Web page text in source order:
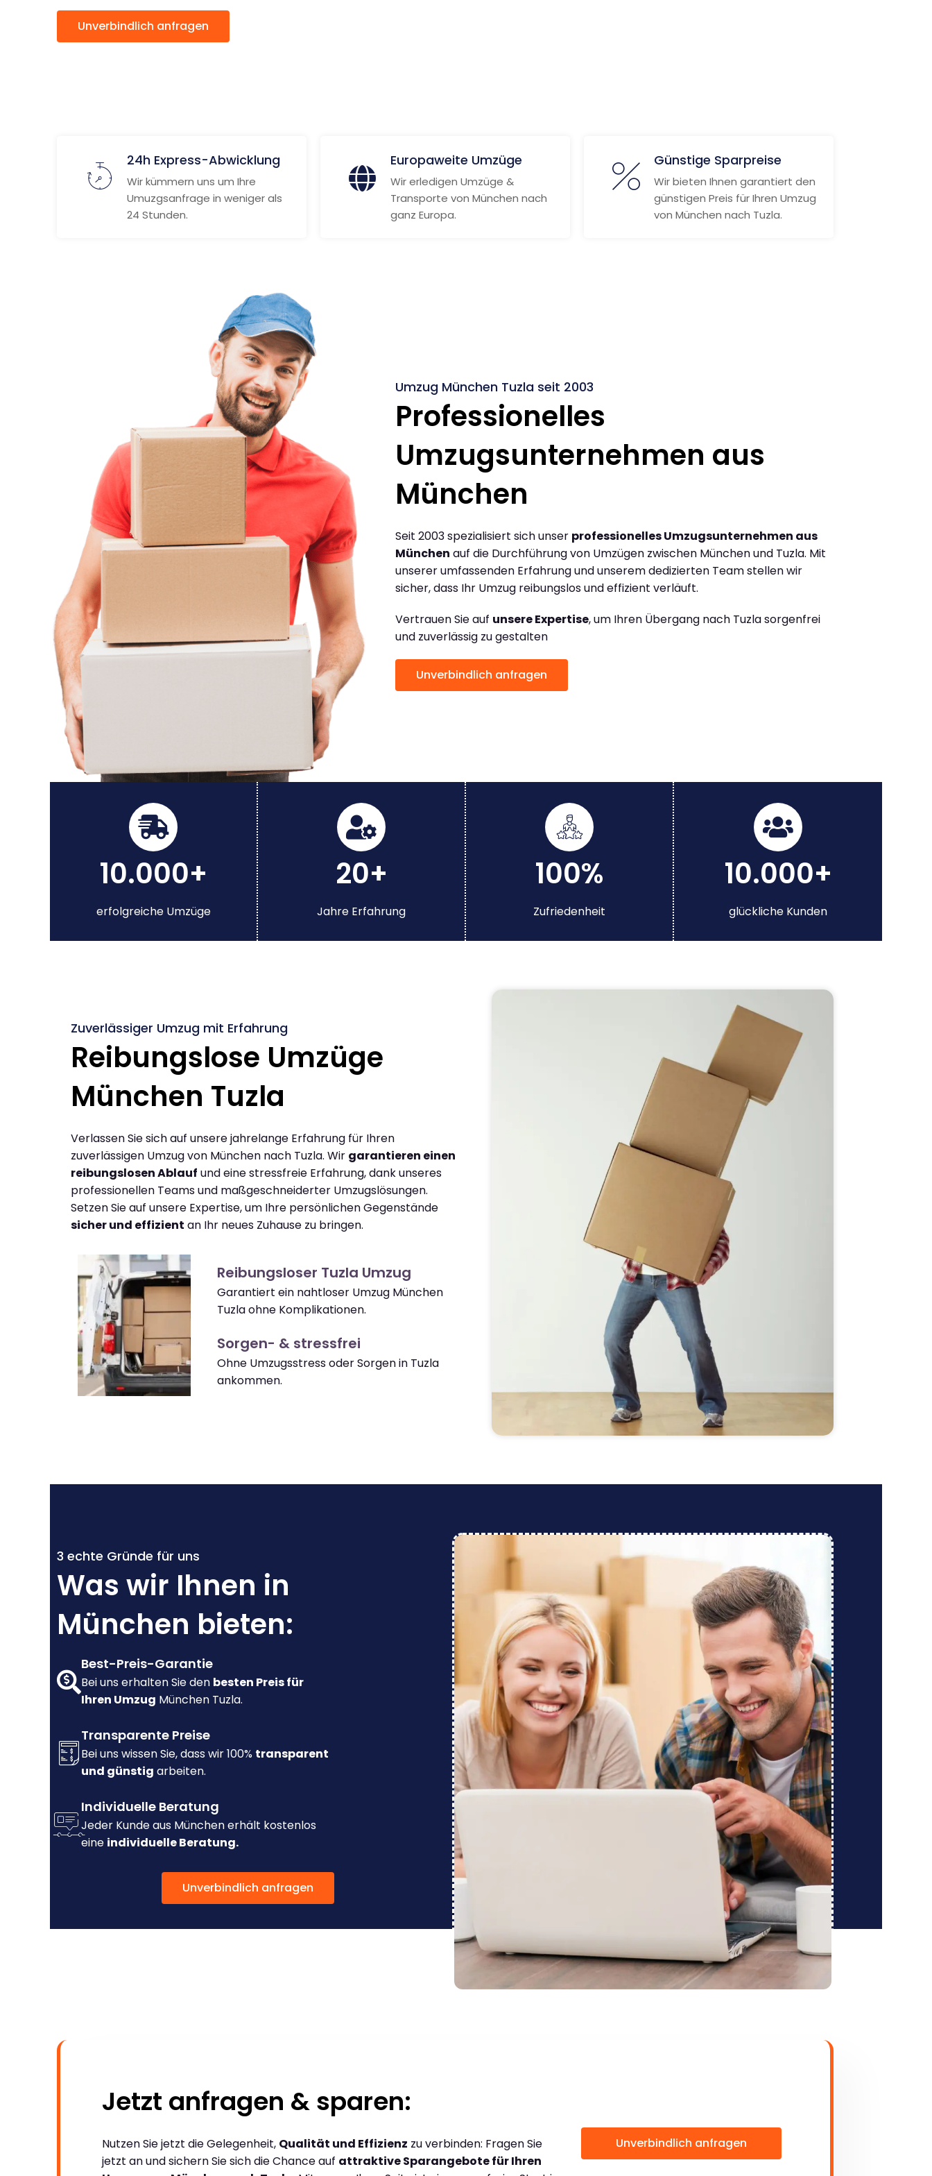
Unverbindlich anfragen
24h Express-Abwicklung
Wir kümmern uns um Ihre
Umuzgsanfrage in weniger als
24 Stunden.
Europaweite Umzüge
Wir erledigen Umzüge &
Transporte von München nach
ganz Europa.
Günstige Sparpreise
Wir bieten Ihnen garantiert den
günstigen Preis für Ihren Umzug
von München nach Tuzla.
Umzug München Tuzla seit 2003
Professionelles
Umzugsunternehmen aus
München
Seit 2003 spezialisiert sich unser professionelles Umzugsunternehmen aus
München auf die Durchführung von Umzügen zwischen München und Tuzla. Mit
unserer umfassenden Erfahrung und unserem dedizierten Team stellen wir
sicher, dass Ihr Umzug reibungslos und effizient verläuft.
Vertrauen Sie auf unsere Expertise, um Ihren Übergang nach Tuzla sorgenfrei
und zuverlässig zu gestalten
Unverbindlich anfragen
10.000+
erfolgreiche Umzüge
20+
Jahre Erfahrung
100%
Zufriedenheit
10.000+
glückliche Kunden
Zuverlässiger Umzug mit Erfahrung
Reibungslose Umzüge
München Tuzla
Verlassen Sie sich auf unsere jahrelange Erfahrung für Ihren
zuverlässigen Umzug von München nach Tuzla. Wir garantieren einen
reibungslosen Ablauf und eine stressfreie Erfahrung, dank unseres
professionellen Teams und maßgeschneiderter Umzugslösungen.
Setzen Sie auf unsere Expertise, um Ihre persönlichen Gegenstände
sicher und effizient an Ihr neues Zuhause zu bringen.
Reibungsloser Tuzla Umzug
Garantiert ein nahtloser Umzug München
Tuzla ohne Komplikationen.
Sorgen- & stressfrei
Ohne Umzugsstress oder Sorgen in Tuzla
ankommen.
3 echte Gründe für uns
Was wir Ihnen in
München bieten:
Best-Preis-Garantie
Bei uns erhalten Sie den besten Preis für
Ihren Umzug München Tuzla.
Transparente Preise
Bei uns wissen Sie, dass wir 100% transparent
und günstig arbeiten.
Individuelle Beratung
Jeder Kunde aus München erhält kostenlos
eine individuelle Beratung.
Unverbindlich anfragen
Jetzt anfragen & sparen:
Nutzen Sie jetzt die Gelegenheit, Qualität und Effizienz zu verbinden: Fragen Sie
jetzt an und sichern Sie sich die Chance auf attraktive Sparangebote für Ihren
Unverbindlich anfragen